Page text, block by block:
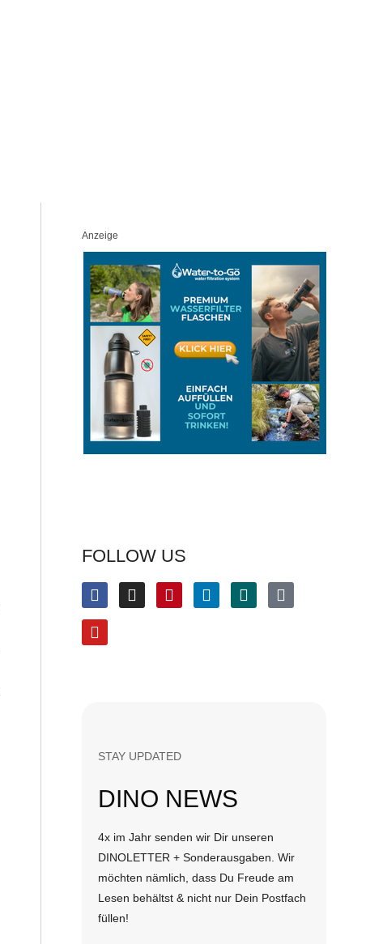
Anzeige
FOLLOW US
STAY UPDATED
DINO NEWS
4x im Jahr senden wir Dir unseren
DINOLETTER + Sonderausgaben. Wir
möchten nämlich, dass Du Freude am
Lesen behältst & nicht nur Dein Postfach
füllen!